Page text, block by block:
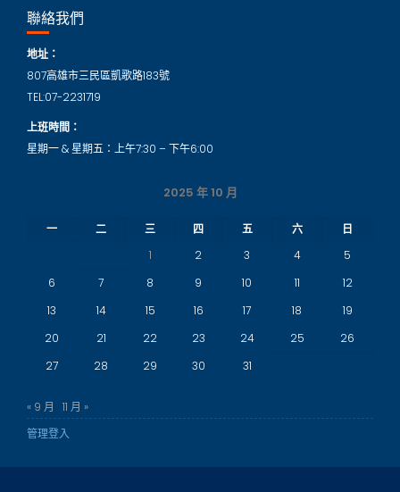
聯絡我們
地址：
807高雄市三民區凱歌路183號
TEL:07-2231719
上班時間：
星期一 & 星期五：上午7:30 – 下午6:00
2025 年 10 月
一 二 三 四 五 六
日
1
2 3 4
5
6
7 8 9 10 11
12
13
14 15 16 17 18
19
20
21 22 23 24 25
26
27
28 29 30 31
« 9 月
11 月 »
管理登入